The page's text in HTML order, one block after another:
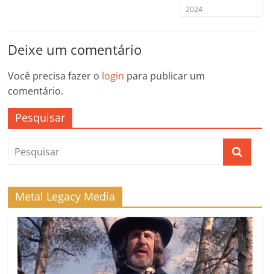
2024
Deixe um comentário
Você precisa fazer o login para publicar um
comentário.
Pesquisar
Metal Legacy Media